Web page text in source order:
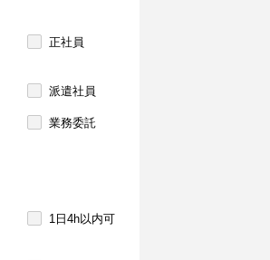
正社員
派遣社員
業務委託
1日4h以内可